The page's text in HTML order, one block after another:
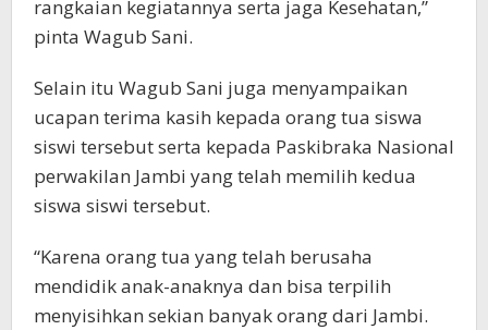
rangkaian kegiatannya serta jaga Kesehatan,”
pinta Wagub Sani.
Selain itu Wagub Sani juga menyampaikan
ucapan terima kasih kepada orang tua siswa
siswi tersebut serta kepada Paskibraka Nasional
perwakilan Jambi yang telah memilih kedua
siswa siswi tersebut.
“Karena orang tua yang telah berusaha
mendidik anak-anaknya dan bisa terpilih
menyisihkan sekian banyak orang dari Jambi.